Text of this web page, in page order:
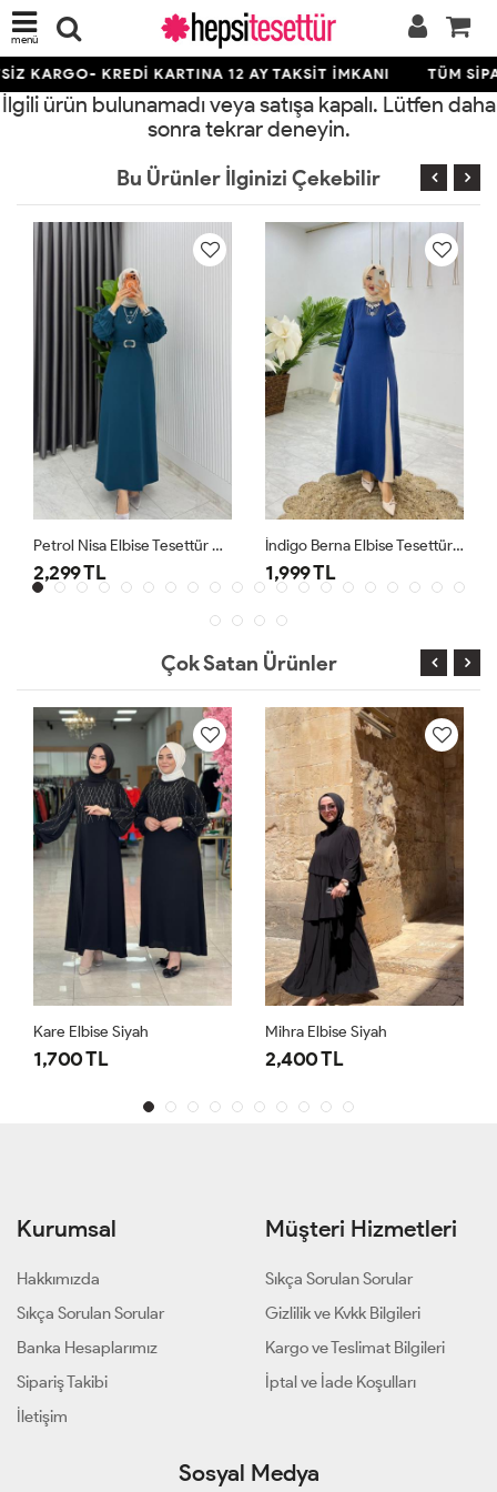
menü
KARGO- KREDİ KARTINA 12 AY TAKSİT İMKANI TÜM
İlgili ürün bulunamadı veya satışa kapalı. Lütfen daha
sonra tekrar deneyin.
Bu Ürünler İlginizi Çekebilir
Petrol Nisa Elbise Tesettür Giyim
2,299 TL
İndigo Berna Elbise Tesettür Giyim
1,999 TL
Çok Satan Ürünler
Kare Elbise Siyah
1,700 TL
Mihra Elbise Siyah
2,400 TL
Kurumsal
Hakkımızda
Sıkça Sorulan Sorular
Banka Hesaplarımız
Sipariş Takibi
İletişim
Müşteri Hizmetleri
Sıkça Sorulan Sorular
Gizlilik ve Kvkk Bilgileri
Kargo ve Teslimat Bilgileri
İptal ve İade Koşulları
Sosyal Medya